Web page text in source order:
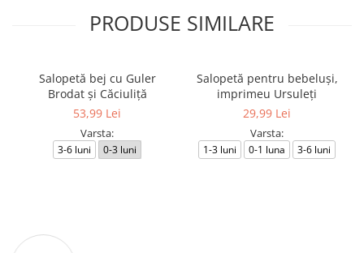
PRODUSE SIMILARE
Salopetă bej cu Guler
Brodat și Căciuliță
53,99 Lei
Varsta:
3-6 luni 0-3 luni
Salopetă pentru bebeluși,
imprimeu Ursuleți
29,99 Lei
Varsta:
1-3 luni 0-1 luna 3-6 luni